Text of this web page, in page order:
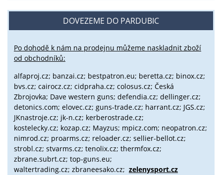
DOVEZEME DO PARDUBIC
Po dohodě k nám na prodejnu můžeme naskladnit zboží
od obchodníků:
alfaproj.cz; banzai.cz; bestpatron.eu; beretta.cz; binox.cz;
bvs.cz; cairocz.cz; cidpraha.cz; colosus.cz; Česká
Zbrojovka; Dave western guns; defendia.cz; dellinger.cz;
detonics.com; elovec.cz; guns-trade.cz; harrant.cz; JGS.cz;
JKnastroje.cz; jk-n.cz; kerberostrade.cz;
kostelecky.cz; kozap.cz; Mayzus; mpicz.com; neopatron.cz;
nimrod.cz; proarms.cz; reloader.cz; sellier-bellot.cz;
strobl.cz; stvarms.cz; tenolix.cz; thermfox.cz;
zbrane.subrt.cz; top-guns.eu;
waltertrading.cz; zbraneesako.cz; zelenysport.cz